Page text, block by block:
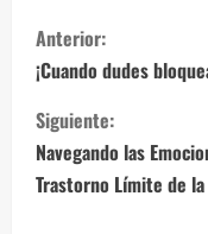
S
i
g
u
Anterior:
¡Cuando dudes
Siguiente:
Navegando las
Trastorno Límite de